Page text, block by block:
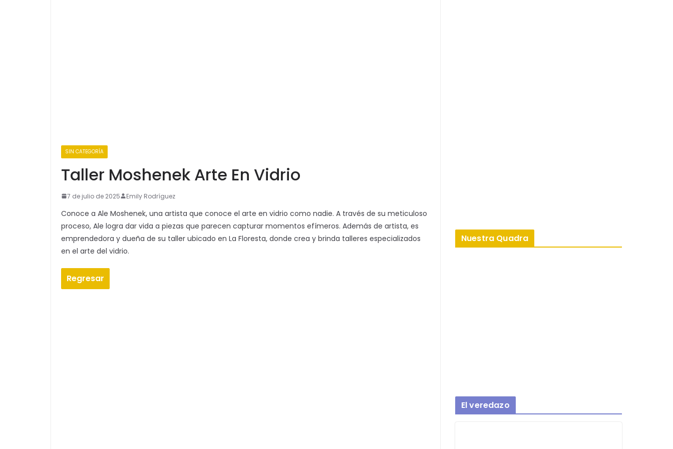
SIN CATEGORÍA
Taller Moshenek Arte En Vidrio
7 de julio de 2025 Emily Rodríguez
Conoce a Ale Moshenek, una artista que conoce el arte en vidrio como nadie. A través de su meticuloso
proceso, Ale logra dar vida a piezas que parecen capturar momentos efímeros. Además de artista, es
emprendedora y dueña de su taller ubicado en La Floresta, donde crea y brinda talleres especializados
en el arte del vidrio.
Regresar
Nuestra Quadra
El veredazo